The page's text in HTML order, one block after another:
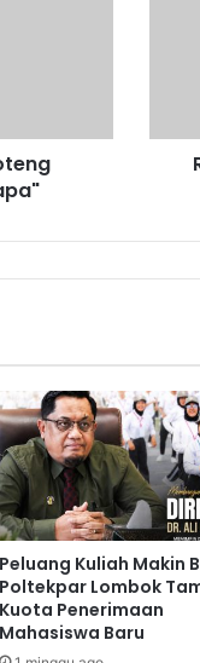
Peluang Kuliah Makin
Poltekpar Lombok
Kuota Penerimaan
Mahasiswa Baru